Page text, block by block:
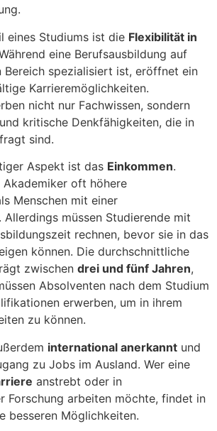
eines Studiums ist die Flexibilität in
eine Berufsausbildung auf
Bereich spezialisiert ist, eröffnet ein
Karrieremöglichkeiten.
nicht nur Fachwissen, sondern
kritische Denkfähigkeiten, die in
sind.
Aspekt ist das Einkommen.
oft höhere
Menschen mit einer
Allerdings müssen Studierende mit
rechnen, bevor sie in das
können. Die durchschnittliche
zwischen drei und fünf Jahren,
Absolventen nach dem Studium
erwerben, um in ihrem
zu können.
international anerkannt und
zu Jobs im Ausland. Wer eine
anstrebt oder in
Forschung arbeiten möchte, findet in
besseren Möglichkeiten.